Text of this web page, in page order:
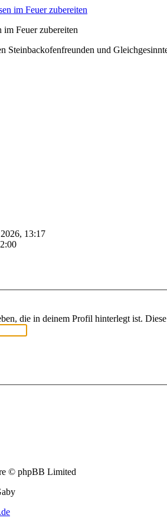
Feuer zubereiten
Steinbackofenfreunden und
13:17
die in deinem Profil hinterlegt ist.
© phpBB Limited